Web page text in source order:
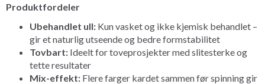
Produktfordeler
Ubehandlet ull: Kun vasket og ikke kjemisk behandlet –
gir et naturlig utseende og bedre formstabilitet
Tovbart: Ideelt for toveprosjekter med slitesterke og
tette resultater
Mix-effekt: Flere farger kardet sammen før spinning gir